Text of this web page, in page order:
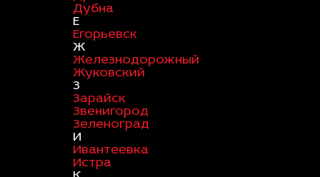
Дубна
Е
Егорьевск
Ж
Железнодорожный
Жуковский
З
Зарайск
Звенигород
Зеленоград
И
Ивантеевка
Истра